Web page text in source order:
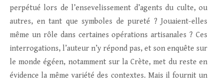
perpétué lors de l’ensevelissement d’agents du culte, ou
autres, en tant que symboles de pureté ? Jouaient-elles
même un rôle dans certaines opérations artisanales ? Ces
interrogations, l’auteur n’y répond pas, et son enquête sur
le monde égéen, notamment sur la Crète, met du reste en
évidence la même variété des contextes. Mais il fournit un